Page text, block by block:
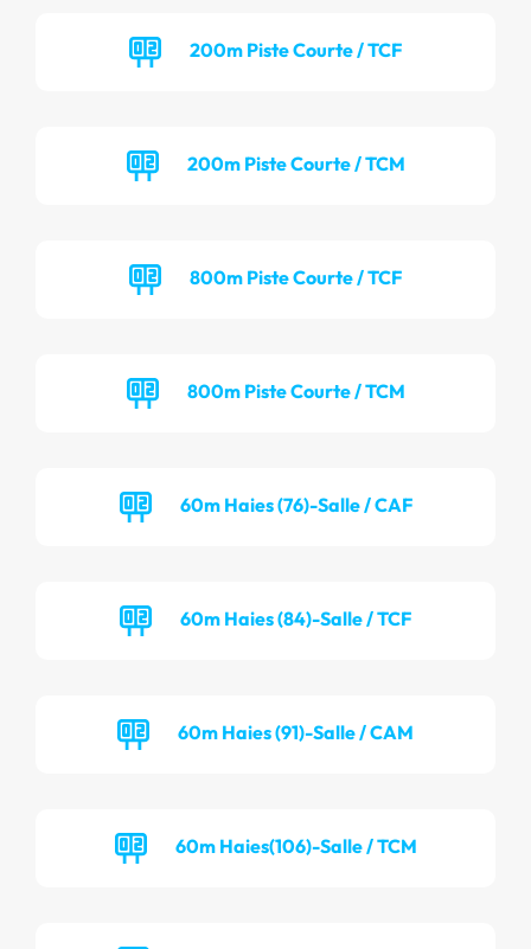
200m Piste Courte / TCF
200m Piste Courte / TCM
800m Piste Courte / TCF
800m Piste Courte / TCM
60m Haies (76)-Salle / CAF
60m Haies (84)-Salle / TCF
60m Haies (91)-Salle / CAM
60m Haies(106)-Salle / TCM